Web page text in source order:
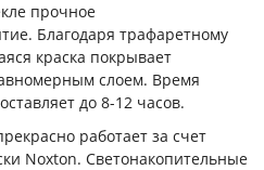
прочное
Благодаря трафаретному
краска покрывает
слоем. Время
до 8-12 часов.
работает за счет
Noxton. Светонакопительные